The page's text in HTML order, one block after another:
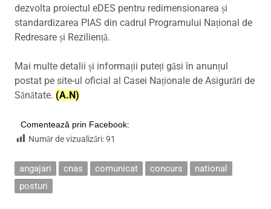
dezvolta proiectul eDES pentru redimensionarea și
standardizarea PIAS din cadrul Programului Național de
Redresare și Reziliență.
Mai multe detalii și informații puteți găsi în anunțul
postat pe site-ul oficial al Casei Naționale de Asigurări de
Sănătate. (A.N)
Comentează prin Facebook:
Număr de vizualizări:91
angajari cnas comunicat concurs
national
posturi